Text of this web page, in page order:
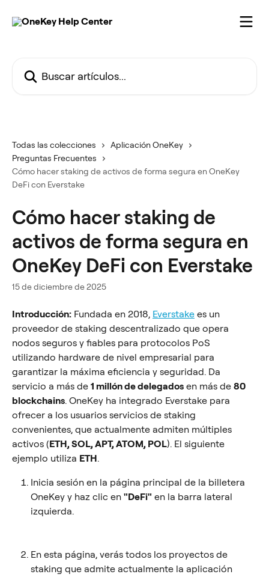
Todas las colecciones
Aplicación OneKey
Preguntas Frecuentes
Cómo hacer staking de activos de forma segura en OneKey
DeFi con Everstake
Cómo hacer staking de
activos de forma segura en
OneKey DeFi con Everstake
15 de diciembre de 2025
Introducción: Fundada en 2018, Everstake es un
proveedor de staking descentralizado que opera
nodos seguros y fiables para protocolos PoS
utilizando hardware de nivel empresarial para
garantizar la máxima eficiencia y seguridad. Da
servicio a más de 1 millón de delegados en más de 80
blockchains. OneKey ha integrado Everstake para
ofrecer a los usuarios servicios de staking
convenientes, que actualmente admiten múltiples
activos (ETH, SOL, APT, ATOM, POL). El siguiente
ejemplo utiliza ETH.
Inicia sesión en la página principal de la billetera
OneKey y haz clic en "DeFi" en la barra lateral
izquierda.
En esta página, verás todos los proyectos de
staking que admite actualmente la aplicación